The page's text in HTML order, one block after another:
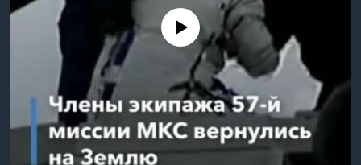
Learning English
СОЦИАЛЬНЫЕ СЕТИ
No media source currently available